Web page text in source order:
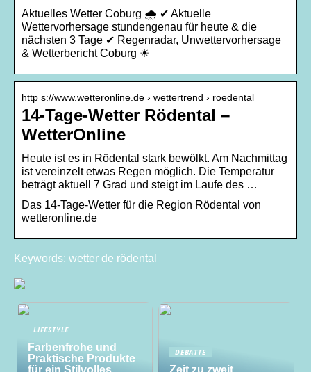
Aktuelles Wetter Coburg 🌧️ ✔ Aktuelle
Wettervorhersage stundengenau für heute & die
nächsten 3 Tage ✔ Regenradar, Unwettervorhersage
& Wetterbericht Coburg ☀
http s://www.wetteronline.de › wettertrend › roedental
14-Tage-Wetter Rödental –
WetterOnline
Heute ist es in Rödental stark bewölkt. Am Nachmittag
ist vereinzelt etwas Regen möglich. Die Temperatur
beträgt aktuell 7 Grad und steigt im Laufe des …
Das 14-Tage-Wetter für die Region Rödental von
wetteronline.de
Keywords: wetter de rödental
LIFESTYLE
Farbenfrohe und
Praktische Produkte
für ein Stilvolles
DEBATTE
Zeit zu zweit